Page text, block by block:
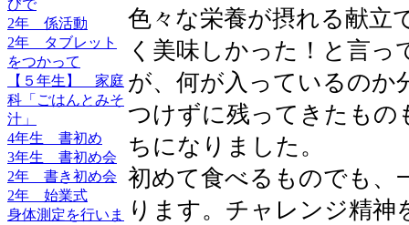
びで
2年 係活動
2年 タブレット
をつかって
【５年生】 家庭
科「ごはんとみそ
汁」
4年生 書初め
3年生 書初め会
2年 書き初め会
2年 始業式
身体測定を行いま
色々な栄養が摂れる献立
く美味しかった！と言
が、何が入っているのか
つけずに残ってきたもの
ちになりました。
初めて食べるものでも、
ります。チャレンジ精